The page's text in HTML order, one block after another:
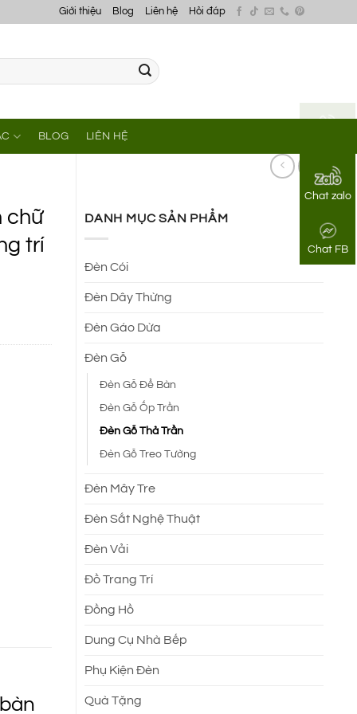
Chat zalo
Chat FB
Giới thiệu Blog Liên hệ Hỏi đáp
BLOG LIÊN HỆ
DANH MỤC SẢN PHẨM
Đèn Cói
Đèn Dây Thừng
Đèn Gáo Dừa
Đèn Gỗ
Đèn Gỗ Để Bàn
Đèn Gỗ Ốp Trần
Đèn Gỗ Thả Trần
Đèn Gỗ Treo Tường
Đèn Mây Tre
Đèn Sắt Nghệ Thuật
Đèn Vải
Đồ Trang Trí
Đồng Hồ
Dung Cụ Nhà Bếp
Phụ Kiện Đèn
Quà Tặng
chữ
trí